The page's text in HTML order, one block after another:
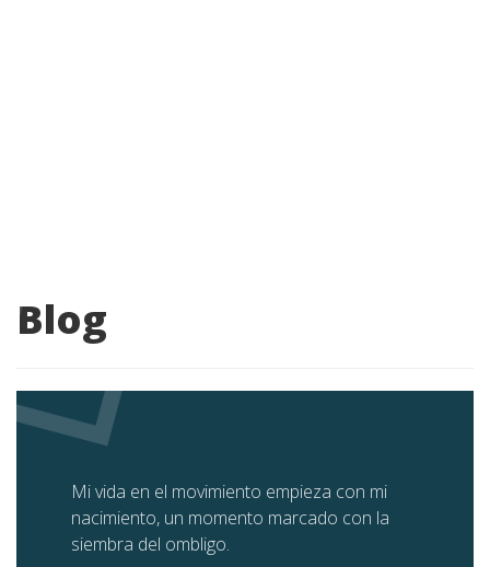
Blog
Mi vida en el movimiento empieza con mi
nacimiento, un momento marcado con la
siembra del ombligo.